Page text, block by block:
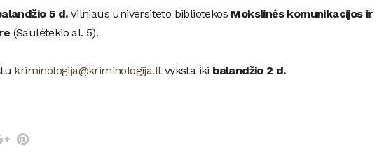
5 d.Vilniaus universiteto bibliotekos Mokslinės komunikacijos ir
(Saulėtekio al. 5).
kriminologija@kriminologija.ltvyksta iki balandžio 2 d.